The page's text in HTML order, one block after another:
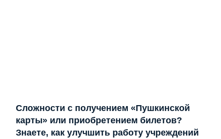
Сложности с получением «Пушкинской
карты» или приобретением билетов?
Знаете, как улучшить работу учреждений